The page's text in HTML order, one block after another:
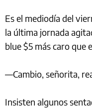
Es el mediodía del
la última jornada
blue $5 más caro que
—Cambio, señorita,
Insisten algunos